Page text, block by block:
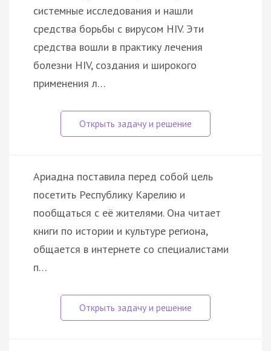
системные исследования и нашли
средства борьбы с вирусом HIV. Эти
средства вошли в практику лечения
болезни HIV, создания и широкого
применения л…
Ариадна поставила перед собой цель
посетить Республику Карелию и
пообщаться с её жителями. Она читает
книги по истории и культуре региона,
общается в интернете со специалистами
п…